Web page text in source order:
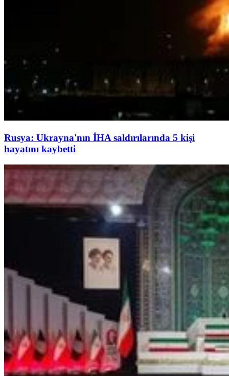
Rusya: Ukrayna'nın İHA saldırılarında 5 kişi
hayatını kaybetti